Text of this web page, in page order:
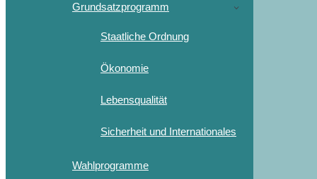
Grundsatzprogramm
Staatliche Ordnung
Ökonomie
Lebensqualität
Sicherheit und Internationales
Wahlprogramme